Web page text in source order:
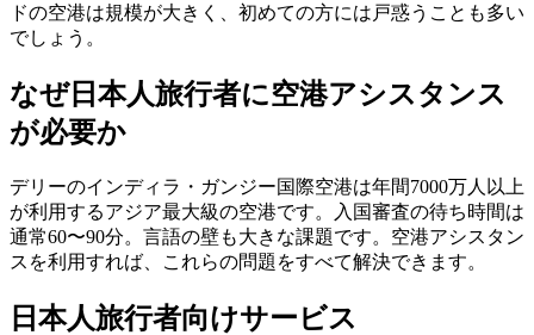
ドの空港は規模が大きく、初めての方には戸惑うことも多い
でしょう。
なぜ日本人旅行者に空港アシスタンス
が必要か
デリーのインディラ・ガンジー国際空港は年間7000万人以上
が利用するアジア最大級の空港です。入国審査の待ち時間は
通常60〜90分。言語の壁も大きな課題です。空港アシスタン
スを利用すれば、これらの問題をすべて解決できます。
日本人旅行者向けサービス